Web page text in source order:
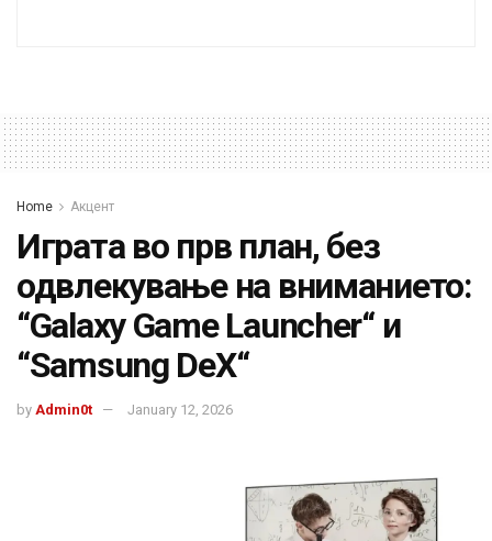
Home Акцент
Играта во прв план, без
одвлекување на вниманието:
“Galaxy Game Launcher“ и
“Samsung DeX“
by Admin0t January 12, 2026